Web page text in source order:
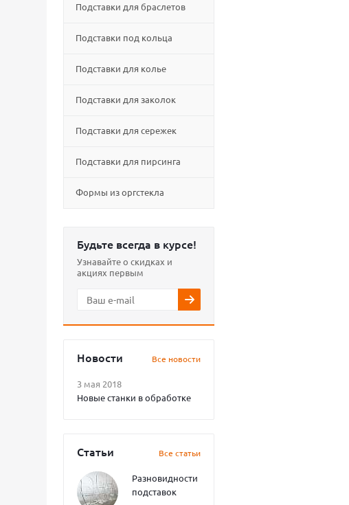
Подставки для браслетов
Подставки под кольца
Подставки для колье
Подставки для заколок
Подставки для сережек
Подставки для пирсинга
Формы из оргстекла
Будьте всегда в курсе!
Узнавайте о скидках и
акциях первым
Новости Все новости
3 мая 2018
Новые станки в обработке
Статьи Все статьи
Разновидности
подставок